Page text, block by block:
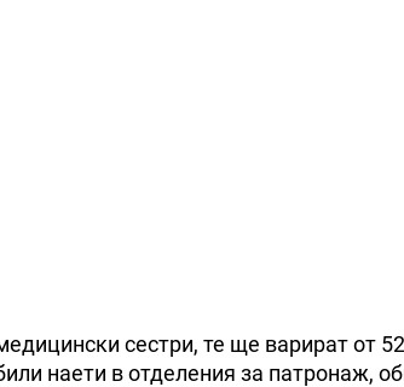
сестри, те ще варират от
наети в отделения за патронаж,